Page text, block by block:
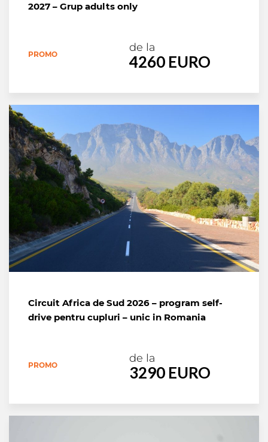
2027 – Grup adults only
PROMO
de la
4260 EURO
Circuit Africa de Sud 2026 – program self-
drive pentru cupluri – unic in Romania
PROMO
de la
3290 EURO